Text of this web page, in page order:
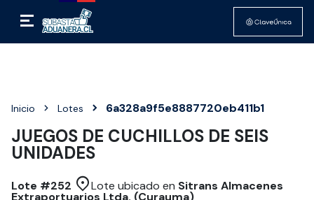
Inicio Lotes 6a328a9f5e8887720eb411b1
JUEGOS DE CUCHILLOS DE SEIS
UNIDADES
Lote #252 Lote ubicado en Sitrans Almacenes
Extraportuarios Ltda. (Curauma)